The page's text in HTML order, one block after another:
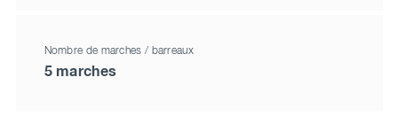
Nombre de marches / barreaux
5 marches